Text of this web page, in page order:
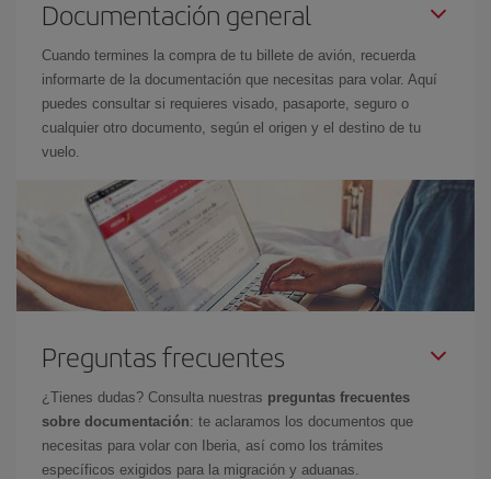
Documentación general
Cuando termines la compra de tu billete de avión, recuerda
informarte de la documentación que necesitas para volar. Aquí
puedes consultar si requieres visado, pasaporte, seguro o
cualquier otro documento, según el origen y el destino de tu
vuelo.
Preguntas frecuentes
¿Tienes dudas? Consulta nuestras preguntas frecuentes
sobre documentación: te aclaramos los documentos que
necesitas para volar con Iberia, así como los trámites
específicos exigidos para la migración y aduanas.